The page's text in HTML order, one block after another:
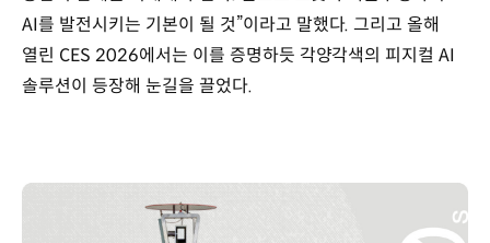
행동,
작업
수행
현실
환경
데이터
AI를 발전시키는 기본이 될 것”이라고 말했다. 그리고 올해
열린 CES 2026에서는 이를 증명하듯 각양각색의 피지컬 AI
솔루션이 등장해 눈길을 끌었다.